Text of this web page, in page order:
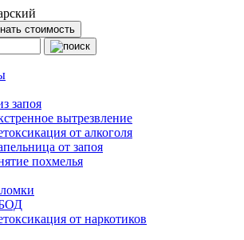
стоимость
запоя
вытрезвление
от алкоголя
от запоя
похмелья
от наркотиков